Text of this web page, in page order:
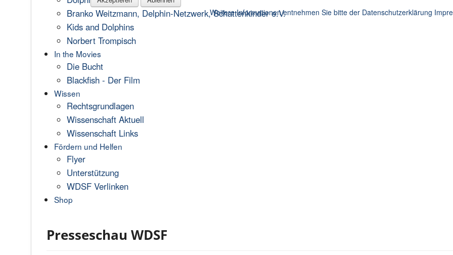
Branko Weitzmann, Delphin-Netzwerk, Schattenkinder e.V.
Kids and Dolphins
Norbert Trompisch
In the Movies
Die Bucht
Blackfish - Der Film
Wissen
Rechtsgrundlagen
Wissenschaft Aktuell
Wissenschaft Links
Fördern und Helfen
Flyer
Unterstützung
WDSF Verlinken
Shop
Presseschau WDSF
Weitere Informationen entnehmen Sie bitte der Datenschutzerklärung